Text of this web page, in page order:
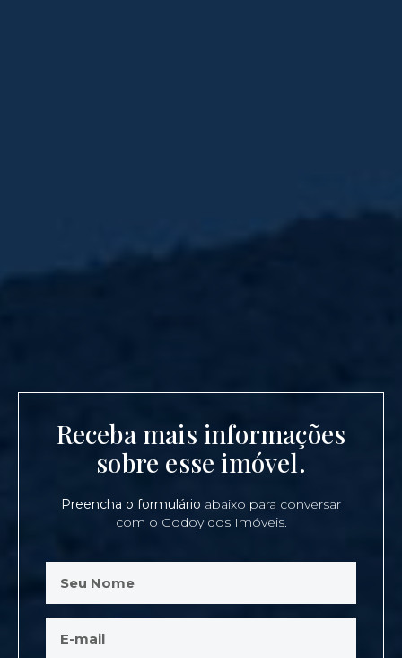
Receba mais informações
sobre esse imóvel.
Preencha o formulário abaixo para conversar
com o Godoy dos Imóveis.